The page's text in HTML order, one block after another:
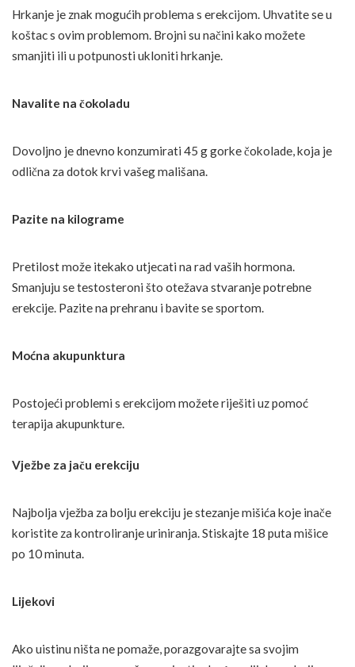
Hrkanje je znak mogućih problema s erekcijom. Uhvatite se u
koštac s ovim problemom. Brojni su načini kako možete
smanjiti ili u potpunosti ukloniti hrkanje.
Navalite na čokoladu
Dovoljno je dnevno konzumirati 45 g gorke čokolade, koja je
odlična za dotok krvi vašeg mališana.
Pazite na kilograme
Pretilost može itekako utjecati na rad vaših hormona.
Smanjuju se testosteroni što otežava stvaranje potrebne
erekcije. Pazite na prehranu i bavite se sportom.
Moćna akupunktura
Postojeći problemi s erekcijom možete riješiti uz pomoć
terapija akupunkture.
Vježbe za jaču erekciju
Najbolja vježba za bolju erekciju je stezanje mišića koje inače
koristite za kontroliranje uriniranja. Stiskajte 18 puta mišice
po 10 minuta.
Lijekovi
Ako uistinu ništa ne pomaže, porazgovarajte sa svojim